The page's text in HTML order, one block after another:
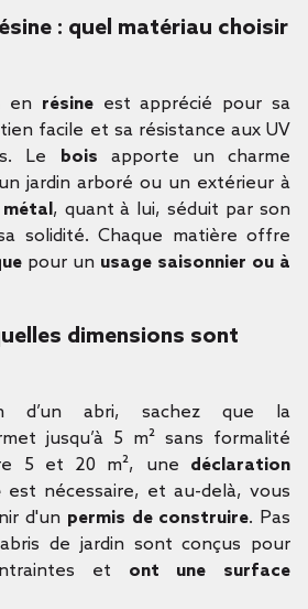
: quel matériau choisir
en résine est apprécié pour sa
facile et sa résistance aux UV
Le bois apporte un charme
jardin arboré ou un extérieur à
métal, quant à lui, séduit par son
solidité. Chaque matière offre
pour un usage saisonnier ou à
dimensions sont
d’un abri, sachez que la
jusqu’à 5 m² sans formalité
5 et 20 m², une déclaration
est nécessaire, et au-delà, vous
d'un permis de construire. Pas
de jardin sont conçus pour
et ont une surface